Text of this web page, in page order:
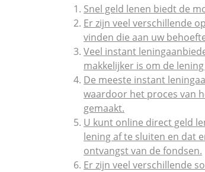
Snel geld lenen biedt de
Er zijn veel verschillende
vinden die aan uw
Veel instant
makkelijker is om de
De meeste instant
waardoor het proces van
gemaakt.
U kunt online direct geld
lening af te sluiten en dat
ontvangst van de fondsen.
Er zijn veel verschillende